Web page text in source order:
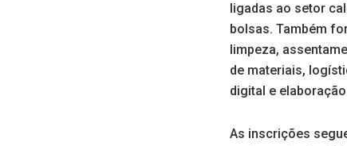
ligadas ao setor
bolsas. Também
limpeza,
de materiais,
digital e
As inscrições